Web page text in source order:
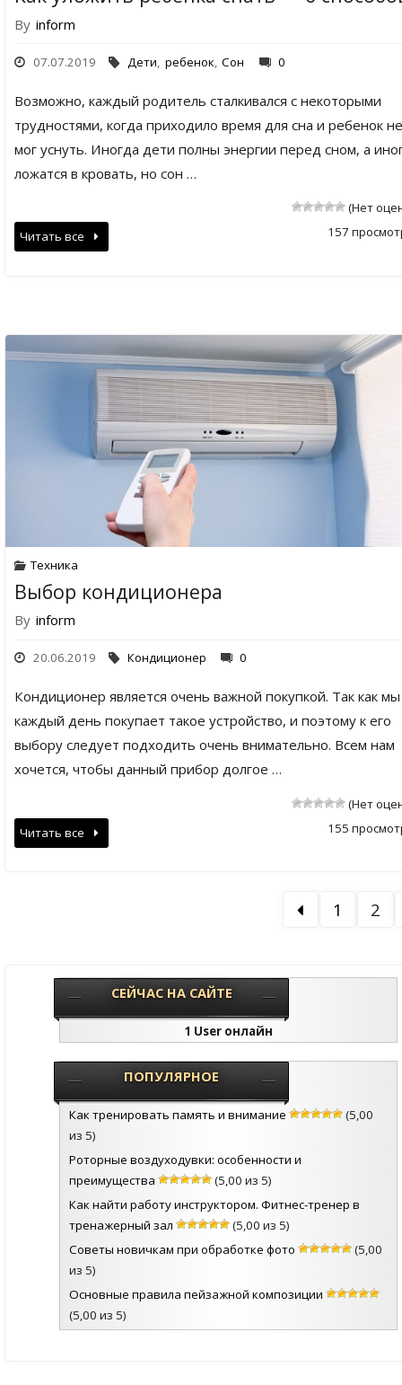
By inform
07.07.2019 Дети, ребенок, Сон 0
Возможно, каждый родитель сталкивался с некоторыми
трудностями, когда приходило время для сна и ребенок не
мог уснуть. Иногда дети полны энергии перед сном, а
ложатся в кровать, но сон …
(Нет
157
Читать все
Техника
Выбор кондиционера
By inform
20.06.2019 Кондиционер 0
Кондиционер является очень важной покупкой. Так как
каждый день покупает такое устройство, и поэтому к его
выбору следует подходить очень внимательно. Всем нам
хочется, чтобы данный прибор долгое …
(Нет
155
Читать все
1 2
СЕЙЧАС НА САЙТЕ
1 User онлайн
ПОПУЛЯРНОЕ
Как тренировать память и внимание
(5,00
из 5)
Роторные воздуходувки: особенности и
преимущества
(5,00 из 5)
Как найти работу инструктором. Фитнес-тренер в
тренажерный зал
(5,00 из 5)
Советы новичкам при обработке фото
(5,00
из 5)
Основные правила пейзажной композиции
(5,00 из 5)